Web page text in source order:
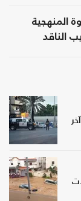
المنهجية
الناقد